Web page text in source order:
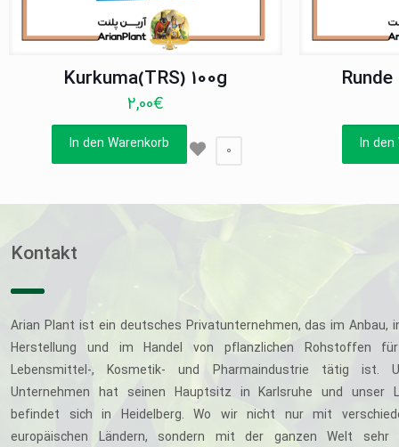
Kurkuma(TRS) 100g
2,00€
In den Warenkorb 0 In den
Kontakt
Arian Plant ist ein deutsches Privatunternehmen, das im Anbau,
Herstellung und im Handel von pflanzlichen Rohstoffen
Lebensmittel-, Kosmetik- und Pharmaindustrie tätig ist.
Unternehmen hat seinen Hauptsitz in Karlsruhe und unser
befindet sich in Heidelberg. Wo wir nicht nur mit
europäischen Ländern, sondern mit der ganzen Welt sehr